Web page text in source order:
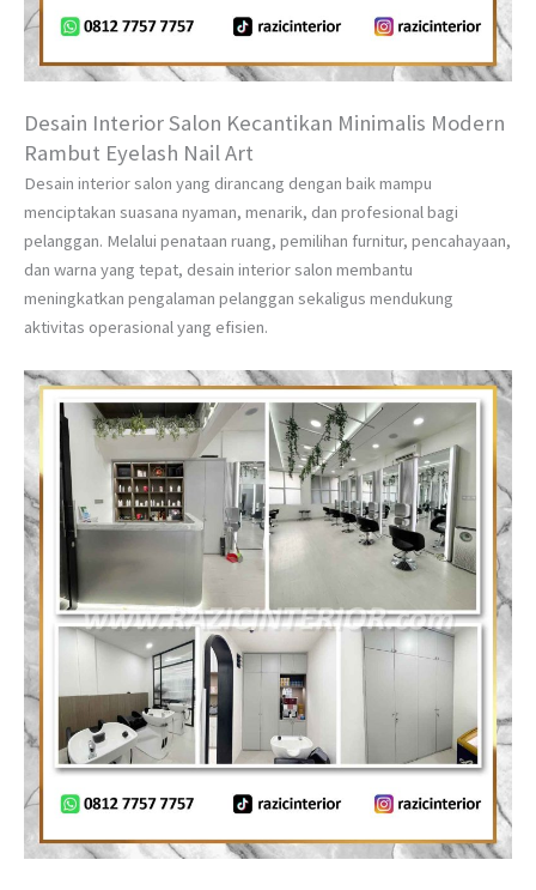
Desain Interior Salon Kecantikan Minimalis Modern
Rambut Eyelash Nail Art
Desain interior salon yang dirancang dengan baik mampu
menciptakan suasana nyaman, menarik, dan profesional bagi
pelanggan. Melalui penataan ruang, pemilihan furnitur, pencahayaan,
dan warna yang tepat, desain interior salon membantu
meningkatkan pengalaman pelanggan sekaligus mendukung
aktivitas operasional yang efisien.